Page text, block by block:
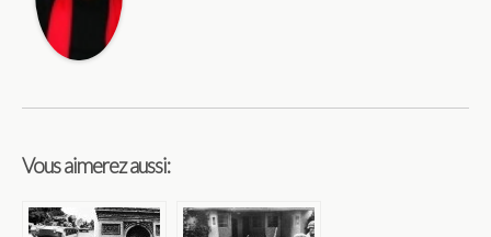
Vous aimerez aussi: